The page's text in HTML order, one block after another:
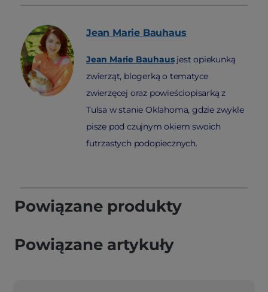
Jean Marie Bauhaus
Jean Marie Bauhausjest opiekunką
zwierząt, blogerką o tematyce
zwierzęcej oraz powieściopisarką z
Tulsa w stanie Oklahoma, gdzie zwykle
pisze pod czujnym okiem swoich
futrzastych podopiecznych.
Powiązane produkty
Powiązane artykuły